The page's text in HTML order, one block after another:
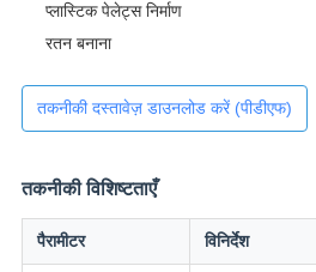
प्लास्टिक पेलेट्स निर्माण
रतन बनाना
तकनीकी दस्तावेज़ डाउनलोड करें (पीडीएफ)
तकनीकी विशिष्टताएँ
पैरामीटर विनिर्देश